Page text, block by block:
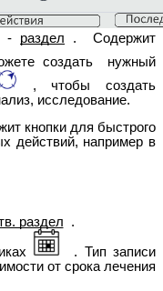
- раздел
. Содержит
создать нужный
, чтобы создать
исследование.
кнопки для быстрого
действий, например в
раздел .
. Тип записи
от срока лечения